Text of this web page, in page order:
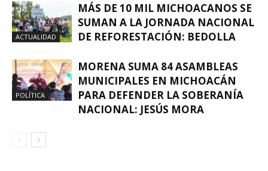
ACTUALIDAD
MÁS DE 10 MIL MICHOACANOS SE
SUMAN A LA JORNADA NACIONAL
DE REFORESTACIÓN: BEDOLLA
POLÍTICA
MORENA SUMA 84 ASAMBLEAS
MUNICIPALES EN MICHOACÁN
PARA DEFENDER LA SOBERANÍA
NACIONAL: JESÚS MORA